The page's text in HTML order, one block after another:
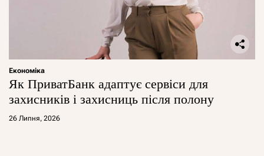
Економіка
Як ПриватБанк адаптує сервіси для
захисників і захисниць після полону
26 Липня, 2026